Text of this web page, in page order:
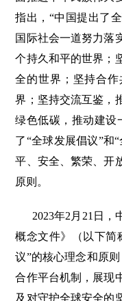
指出，“中国提出了
国际社会一道努力落
个持久和平的世界；
全的世界；坚持合
界；坚持交流互鉴，
绿色低碳，推动建设
了“全球发展倡议”和
平、安全、繁荣、开
原则。
2023年2月21日
概念文件》（以下简
议”的核心理念和原
合作平台机制，展现
及对守护全球安全的